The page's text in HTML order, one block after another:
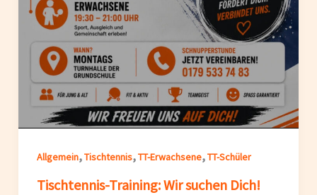
Allgemein,Tischtennis,TT-Erwachsene,TT-Schüler
Tischtennis-Training: Wir suchen Dich!